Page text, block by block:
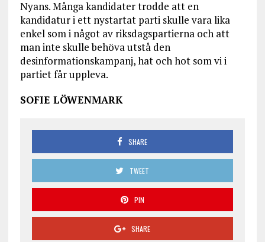
Nyans. Många kandidater trodde att en
kandidatur i ett nystartat parti skulle vara lika
enkel som i något av riksdagspartierna och att
man inte skulle behöva utstå den
desinformationskampanj, hat och hot som vi i
partiet får uppleva.
SOFIE LÖWENMARK
SHARE
TWEET
PIN
SHARE